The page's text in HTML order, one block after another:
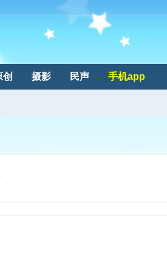
创 摄影 民声 手机app